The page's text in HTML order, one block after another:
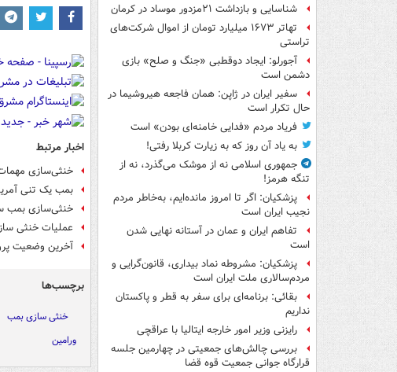
شناسایی و بازداشت ۲۱مزدور موساد در کرمان
تهاتر ۱۶۷۳ میلیارد تومان از اموال شرکت‌های
تراستی
آجورلو: ایجاد دوقطبی «جنگ و صلح‌» بازی
دشمن است
سفیر ایران در ژاپن: همان فاجعه هیروشیما در
حال تکرار است
فریاد مردم «فدایی خامنه‌ای بودن» است
به یاد آن روز که به زیارت کربلا رفتی!
جمهوری اسلامی نه از موشک می‌گذرد، نه از
تنگه هرمز!
پزشکیان: اگر تا امروز مانده‌ایم، به‌خاطر مردم
نجیب ایران است
تفاهم ایران و عمان در آستانه نهایی شدن
است
پزشکیان: مشروطه نماد بیداری، قانون‌گرایی و
مردم‌سالاری ملت ایران است
بقائی: برنامه‌ای برای سفر به قطر و پاکستان
نداریم
رایزنی وزیر امور خارجه ایتالیا با عراقچی
بررسی چالش‌های جمعیتی در چهارمین جلسه
قرارگاه جوانی جمعیت قوه قضا
اخبار مرتبط
خنثی‌سازی
بمب یک تنی
خنثی‌سازی بمب سنگر شکن ۱۰۰۰
عملیات خنثی
آخرین وضعیت
برچسب‌ها
خنثی سازی بمب
ورامین